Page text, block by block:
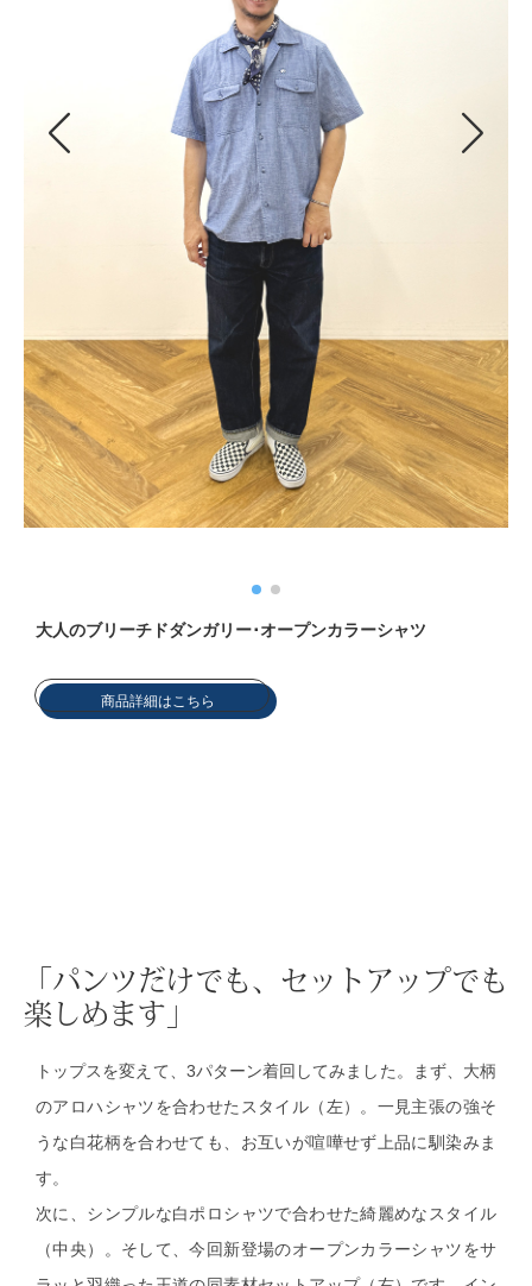
リング
イヤリング／
ブローチ
ファッショ
ベルト
傘／日傘
その他
大人のブリーチドダンガリー･オープンカラーシャツ
商品詳細はこちら
「パンツだけでも、セットアップでも
楽しめます」
トップスを変えて、3パターン着回してみました。まず、大柄
のアロハシャツを合わせたスタイル（左）。一見主張の強そ
うな白花柄を合わせても、お互いが喧嘩せず上品に馴染みま
す。
次に、シンプルな白ポロシャツで合わせた綺麗めなスタイル
（中央）。そして、今回新登場のオープンカラーシャツをサ